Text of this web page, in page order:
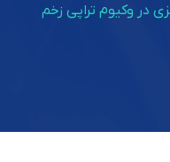
در وکیوم تراپی زخم